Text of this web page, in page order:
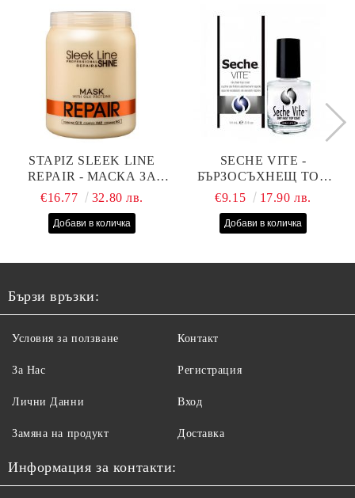
STAPIZ SLEEK LINE
REPAIR - МАСКА ЗА
СУХИ, ИЗТОЩЕНИ И
КОПРИНЕНИ
€16.77 32.80 лв.
SECHE VITE -
БЪРЗОСЪХНЕЩ ТОП
ЛАК - 14 МЛ
€9.15 17.90 лв.
Бързи връзки:
Условия за ползване
За Нас
Лични Данни
Замяна на продукт
Контакт
Регистрация
Вход
Доставка
Информация за контакти: